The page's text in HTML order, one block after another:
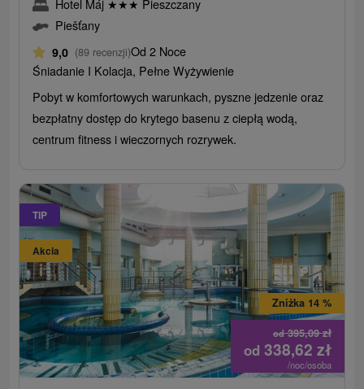
Piešťany
9,0 (89 recenzji)Od 2 Noce
Śniadanie I Kolacja, Pełne Wyżywienie
Pobyt w komfortowych warunkach, pyszne jedzenie oraz
bezpłatny dostęp do krytego basenu z ciepłą wodą,
centrum fitness i wieczornych rozrywek.
TIP
Akcia
od395,09zł
Zniżka 14 %
od 338,62 zł
/noc/osoba